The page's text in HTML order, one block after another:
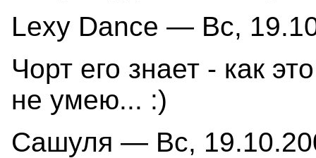
Lexy Dance — Вс,
Чорт его знает - как
не умею... :)
Сашуля — Вс,